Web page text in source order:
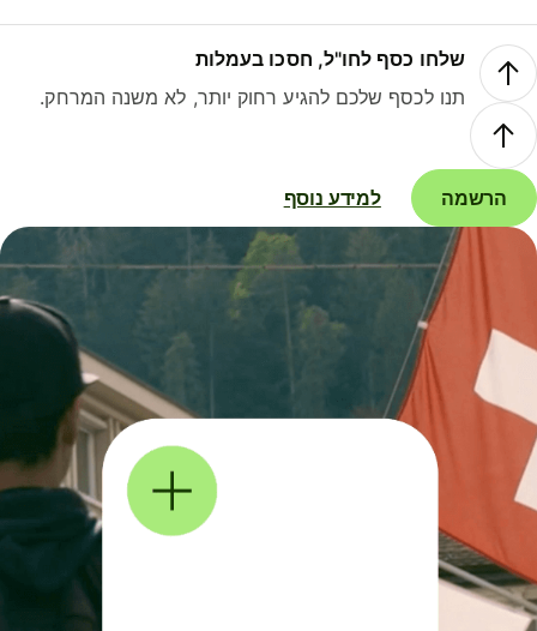
שלחו כסף לחו"ל, חסכו בעמלות
תנו לכסף שלכם להגיע רחוק יותר, לא משנה המרחק.
הרשמה למידע נוסף